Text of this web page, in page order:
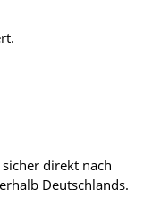
direkt nach
Deutschlands.